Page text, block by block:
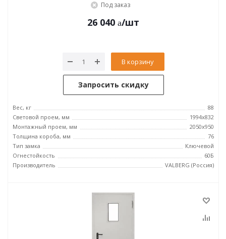
Под заказ
26 040 /шт
В корзину
Запросить скидку
Вес, кг
88
Световой проем, мм
1994x832
Монтажный проем, мм
2050x950
Толщина короба, мм
76
Тип замка
Ключевой
Огнестойкость
60Б
Производитель
VALBERG (Россия)